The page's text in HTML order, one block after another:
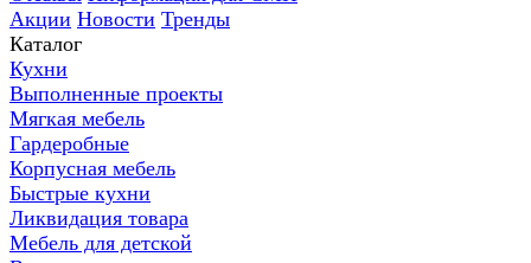
Акции Новости Тренды
Каталог
Кухни
Выполненные проекты
Мягкая мебель
Гардеробные
Корпусная мебель
Быстрые кухни
Ликвидация товара
Мебель для детской